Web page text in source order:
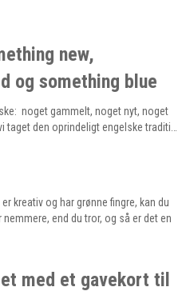
new,
og something blue
noget gammelt, noget nyt, noget
taget den oprindeligt engelske traditi…
kreativ og har grønne fingre, kan du
end du tror, og så er det en
med et gavekort til